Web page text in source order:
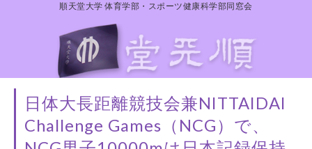
順天堂大学 体育学部・スポーツ健康科学部同窓会
日体大長距離競技会兼NITTAIDAI
Challenge Games（NCG）で、